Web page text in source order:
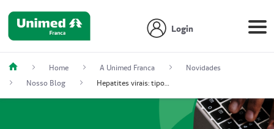
Login
Home A Unimed Franca
Novidades
Nosso Blog
Hepatites virais: tipos, transmissão, prevenção e tratamento